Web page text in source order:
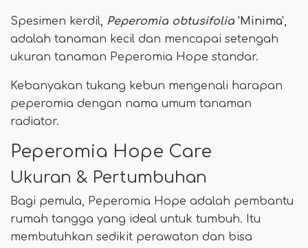
Spesimen kerdil, Peperomia obtusifolia 'Minima',
adalah tanaman kecil dan mencapai setengah
ukuran tanaman Peperomia Hope standar.
Kebanyakan tukang kebun mengenali harapan
peperomia dengan nama umum tanaman
radiator.
Peperomia Hope Care
Ukuran & Pertumbuhan
Bagi pemula, Peperomia Hope adalah pembantu
rumah tangga yang ideal untuk tumbuh. Itu
membutuhkan sedikit perawatan dan bisa